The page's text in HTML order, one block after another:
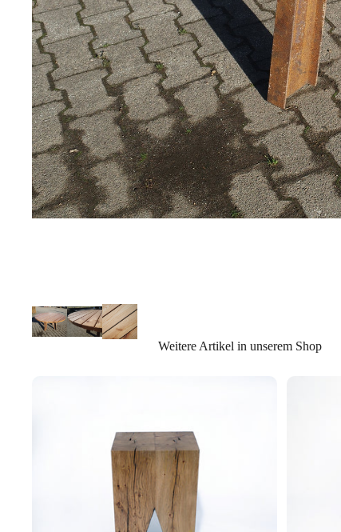
Weitere Artikel in unserem Shop